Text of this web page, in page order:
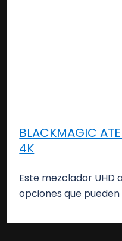
BLACKMAGIC
4K
Este mezclador UHD
opciones que